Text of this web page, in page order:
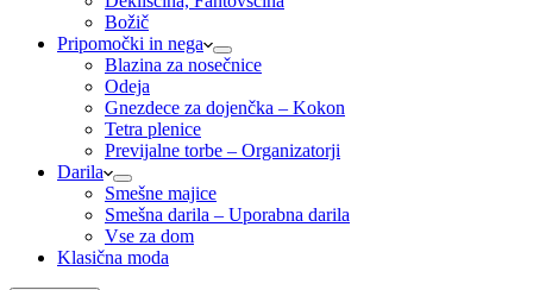
Božič
Pripomočki in nega
Blazina za nosečnice
Odeja
Gnezdece za dojenčka – Kokon
Tetra plenice
Previjalne torbe – Organizatorji
Darila
Smešne majice
Smešna darila – Uporabna darila
Vse za dom
Klasična moda